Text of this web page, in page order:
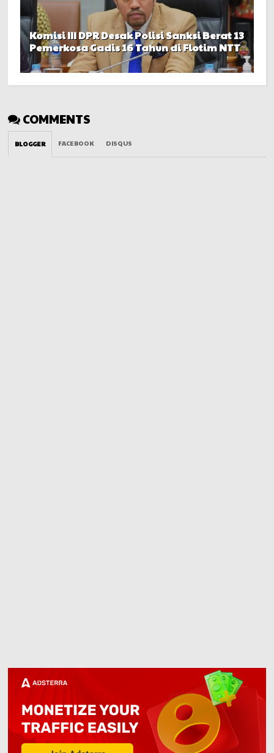
Komisi III DPR Desak Polisi Sanksi Berat 13
Pemerkosa Gadis 16 Tahun di Flotim NTT
COMMENTS
BLOGGER FACEBOOK DISQUS